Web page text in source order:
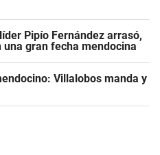
Pipío Fernández arrasó,
gran fecha mendocina
Villalobos manda y